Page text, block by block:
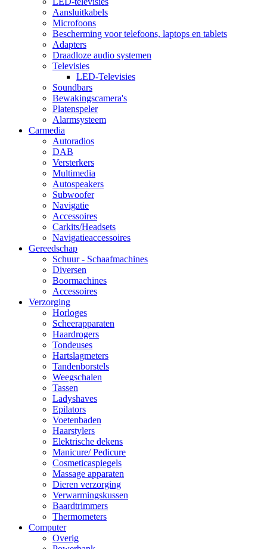
Aansluitkabels
Microfoons
Bescherming voor telefoons, laptops en tablets
Adapters
Draadloze audio systemen
Televisies
LED-Televisies
Soundbars
Bewakingscamera's
Platenspeler
Alarmsysteem
Carmedia
Autoradios
DAB
Versterkers
Multimedia
Autospeakers
Subwoofer
Navigatie
Accessoires
Carkits/Headsets
Navigatieaccessoires
Gereedschap
Schuur - Schaafmachines
Diversen
Boormachines
Accessoires
Verzorging
Horloges
Scheerapparaten
Haardrogers
Tondeuses
Hartslagmeters
Tandenborstels
Weegschalen
Tassen
Ladyshaves
Epilators
Voetenbaden
Haarstylers
Elektrische dekens
Manicure/ Pedicure
Cosmeticaspiegels
Massage apparaten
Dieren verzorging
Verwarmingskussen
Baardtrimmers
Thermometers
Computer
Overig